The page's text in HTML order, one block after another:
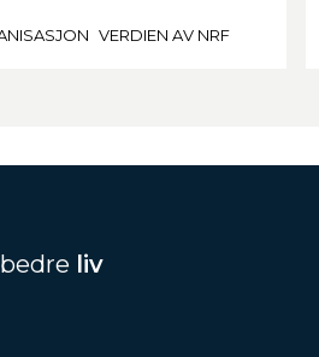
VERDIEN AV NRF
liv